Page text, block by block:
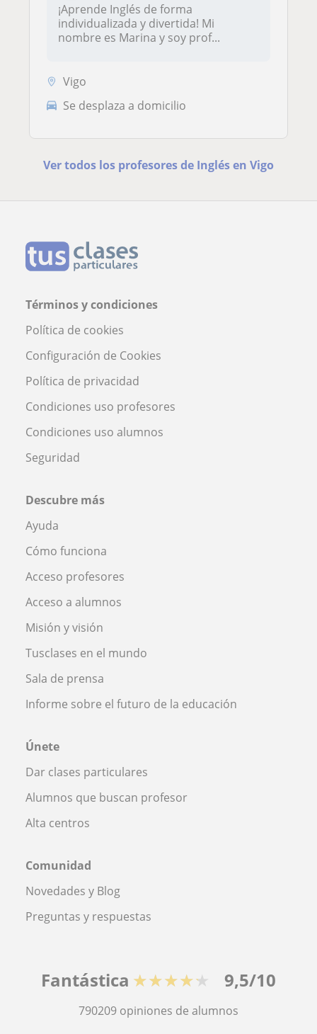
¡Aprende Inglés de forma
individualizada y divertida! Mi
nombre es Marina y soy prof...
Vigo
Se desplaza a domicilio
Ver todos los profesores de Inglés en Vigo
Términos y condiciones
Política de cookies
Configuración de Cookies
Política de privacidad
Condiciones uso profesores
Condiciones uso alumnos
Seguridad
Descubre más
Ayuda
Cómo funciona
Acceso profesores
Acceso a alumnos
Misión y visión
Tusclases en el mundo
Sala de prensa
Informe sobre el futuro de la educación
Únete
Dar clases particulares
Alumnos que buscan profesor
Alta centros
Comunidad
Novedades y Blog
Preguntas y respuestas
Fantástica ★★★★★ 9,5/10
790209 opiniones de alumnos